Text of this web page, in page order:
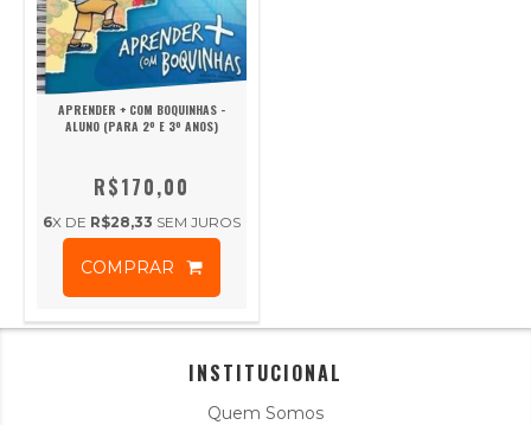
APRENDER + COM BOQUINHAS -
ALUNO (PARA 2º E 3º ANOS)
R$170,00
6X DE R$28,33 SEM JUROS
COMPRAR
INSTITUCIONAL
Quem Somos